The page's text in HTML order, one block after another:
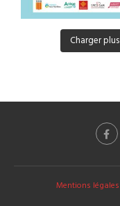
Charger plus
Mentions légales